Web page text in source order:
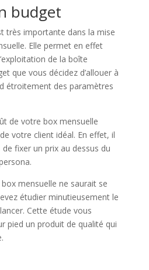
budget
très importante dans la mise
Elle permet en effet
de la boîte
que vous décidez d’allouer à
étroitement des paramètres
de votre box mensuelle
votre client idéal. En effet, il
fixer un prix au dessus du
box mensuelle ne saurait se
étudier minutieusement le
Cette étude vous
pied un produit de qualité qui